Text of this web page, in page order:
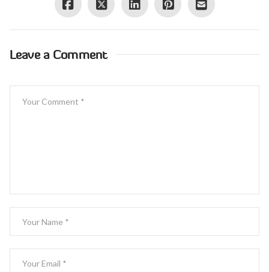
Leave a Comment